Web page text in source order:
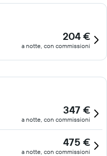
204 €
a notte, con commissioni
347 €
a notte, con commissioni
475 €
a notte, con commissioni